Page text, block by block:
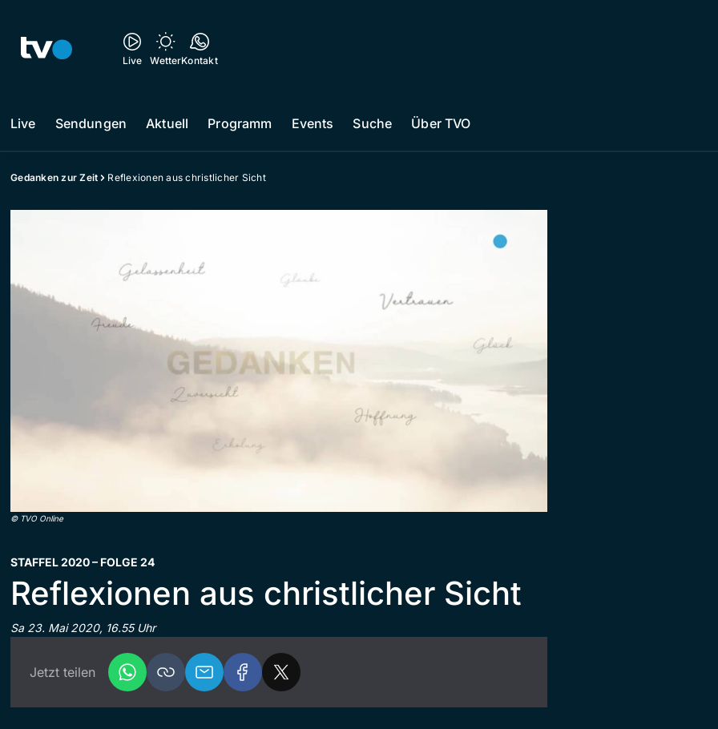
Live WetterKontakt
Live Sendungen Aktuell Programm Events Suche Über TVO
Gedanken zur Zeit Reflexionen aus christlicher Sicht
© TVO Online
STAFFEL 2020 – FOLGE 24
Reflexionen aus christlicher Sicht
Sa 23. Mai 2020, 16.55 Uhr
Jetzt teilen